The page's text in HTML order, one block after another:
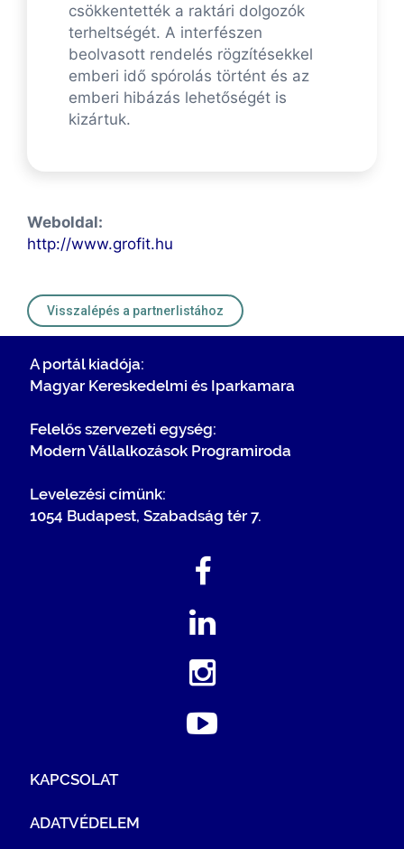
csökkentették a raktári dolgozók
terheltségét. A interfészen
beolvasott rendelés rögzítésekkel
emberi idő spórolás történt és az
emberi hibázás lehetőségét is
kizártuk.
Weboldal:
http://www.grofit.hu
Visszalépés a partnerlistához
A portál kiadója:
Magyar Kereskedelmi és Iparkamara
Felelős szervezeti egység:
Modern Vállalkozások Programiroda
Levelezési címünk:
1054 Budapest, Szabadság tér 7.
KAPCSOLAT
ADATVÉDELEM